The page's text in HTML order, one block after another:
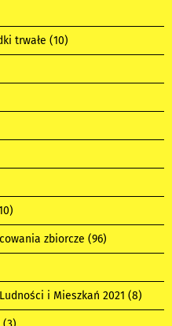
trwałe (10)
zbiorcze (96)
i Mieszkań 2021 (8)